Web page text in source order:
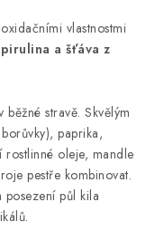
vlastnostmi
a šťáva z
stravě. Skvělým
paprika,
rostlinné oleje, mandle
pestře kombinovat.
posezení půl kila